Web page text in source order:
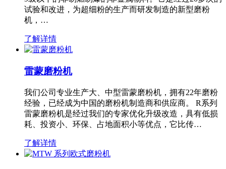
试验和改进，为超细粉的生产而研发制造的新型磨粉
机，…
了解详情
雷蒙磨粉机
我们公司专业生产大、中型雷蒙磨粉机，拥有22年磨粉
经验，已经成为中国的磨粉机制造商和供应商。 R系列
雷蒙磨粉机是经过我们的专家优化升级改造，具有低损
耗、投资小、环保、占地面积小等优点，它比传…
了解详情